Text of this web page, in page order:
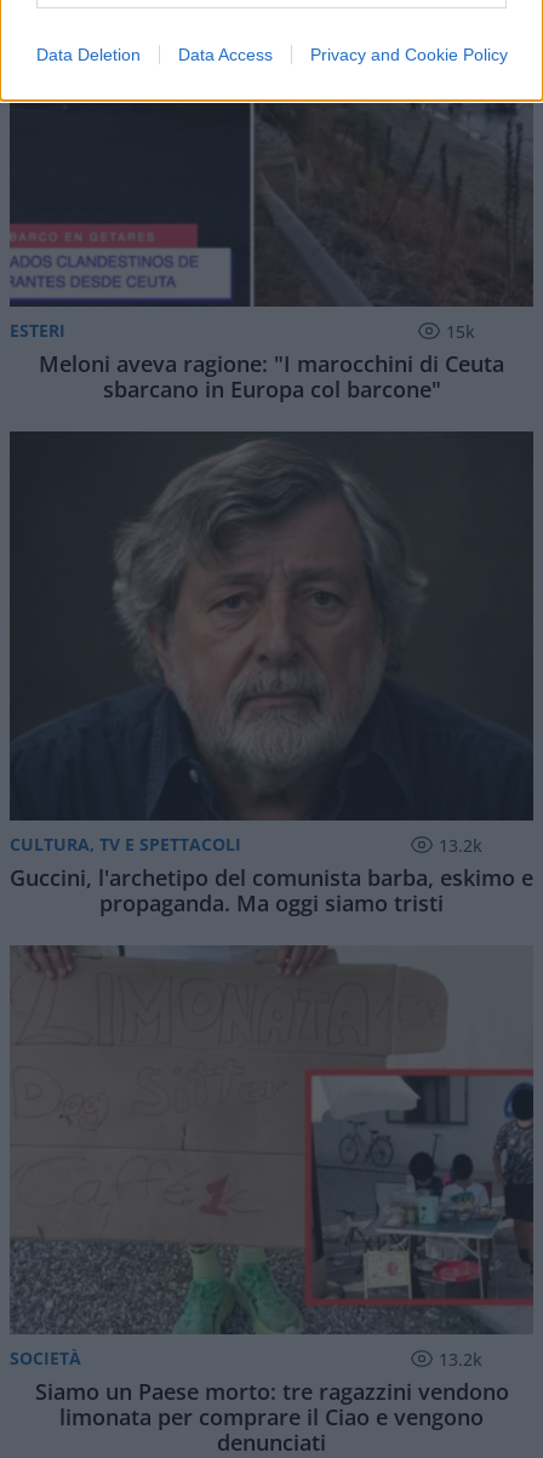
Data Deletion Data Access Privacy and Cookie Policy
ESTERI 15k
Meloni aveva ragione: "I marocchini di Ceuta
sbarcano in Europa col barcone"
CULTURA, TV E SPETTACOLI 13.2k
Guccini, l'archetipo del comunista barba, eskimo e
propaganda. Ma oggi siamo tristi
SOCIETÀ 13.2k
Siamo un Paese morto: tre ragazzini vendono
limonata per comprare il Ciao e vengono
denunciati